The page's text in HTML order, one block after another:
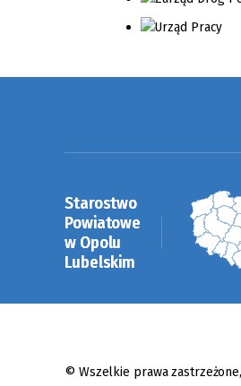
Starostwo
Powiatowe
w Opolu
Lubelskim
© Wszelkie prawa zastrzeżone,